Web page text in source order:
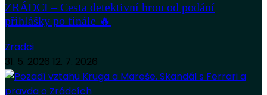
ZRÁDCI – Cesta detektivní hrou od podání
přihlášky po finále 🔥
Zradci
31. 5. 2026 12. 7. 2026